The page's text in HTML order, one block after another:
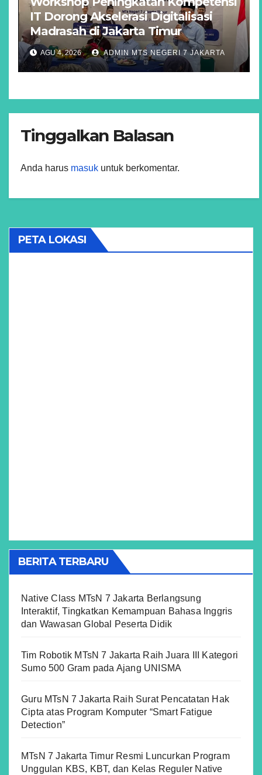
IT Dorong Akselerasi Digitalisasi
Madrasah di Jakarta Timur
AGU 4, 2026 ADMIN MTS NEGERI 7 JAKARTA
Tinggalkan Balasan
Anda harus masuk untuk berkomentar.
PETA LOKASI
BERITA TERBARU
Native Class MTsN 7 Jakarta Berlangsung
Interaktif, Tingkatkan Kemampuan Bahasa Inggris
dan Wawasan Global Peserta Didik
Tim Robotik MTsN 7 Jakarta Raih Juara III Kategori
Sumo 500 Gram pada Ajang UNISMA
Guru MTsN 7 Jakarta Raih Surat Pencatatan Hak
Cipta atas Program Komputer “Smart Fatigue
Detection”
MTsN 7 Jakarta Timur Resmi Luncurkan Program
Unggulan KBS, KBT, dan Kelas Reguler Native